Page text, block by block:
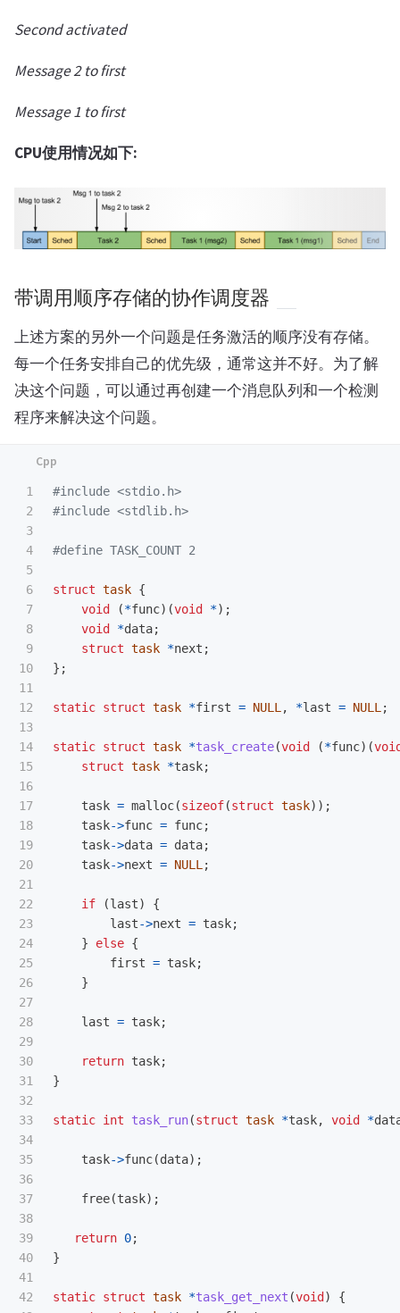
Second activated
Message 2 to first
Message 1 to first
CPU使用情况如下:
带调用顺序存储的协作调度器
上述方案的另外一个问题是任务激活的顺序没有存储。
每一个任务安排自己的优先级，通常这并不好。为了解
决这个问题，可以通过再创建一个消息队列和一个检测
程序来解决这个问题。
1
2
3
4
5
6
7
8
9
10
11
12
13
14
15
16
17
18
19
20
21
22
23
24
25
26
27
28
29
30
31
32
33
34
35
36
37
38
39
40
41
42
#include <stdio.h>
#include <stdlib.h>
struct task {
void
(*func)(void *);
void
*data;
struct task *next ;
};
static struct task *first = NULL , *last = NULL ;
static struct task *task_create(void (*func)(
struct task *task;
task = malloc(sizeof(struct task));
task->func = func;
task->data = data;
task->next = NULL ;
if (last)
{
last->next = task;
}
else {
first = task;
}
last = task;
return task;
}
static int task_run(struct task *task, void *
task->func(data);
free(task);
return 0;
}
static struct task *task_get_next (void )
{